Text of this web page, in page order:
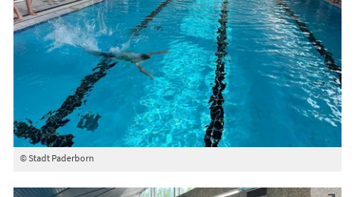
© Stadt Paderborn